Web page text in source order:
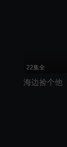
22集全
海边捡个他